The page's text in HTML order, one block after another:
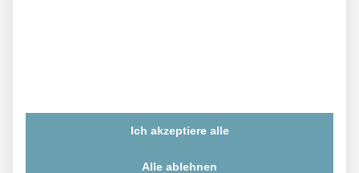
Termin vereinbarenIch akzeptiere alle
Alle ablehnen